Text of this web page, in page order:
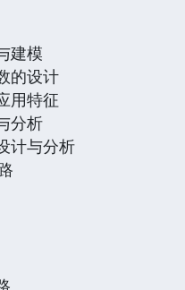
建模
的设计
用特征
分析
计与分析